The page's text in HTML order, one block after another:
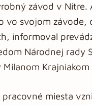
závod v
vo svojom závode,
informoval
Národnej rady
Milanom
pracovné miesta